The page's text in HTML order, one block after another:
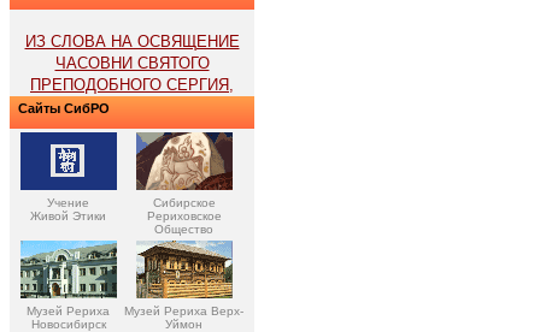
ИЗ СЛОВА НА ОСВЯЩЕНИЕ
ЧАСОВНИ СВЯТОГО
ПРЕПОДОБНОГО СЕРГИЯ,
Сайты СибРО
Учение
Живой Этики
Сибирское
Рериховское
Общество
Музей Рериха
Новосибирск
Музей Рериха Верх-
Уймон